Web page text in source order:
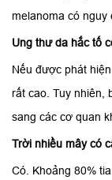
melanoma có nguy
Ung thư da hắc tố
Nếu được phát
rất cao. Tuy nhiên,
sang các cơ quan
Trời nhiều mây có
Có. Khoảng 80%